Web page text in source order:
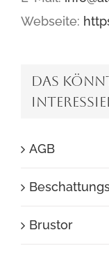
Webseite:
DAS
AGB
Brustor